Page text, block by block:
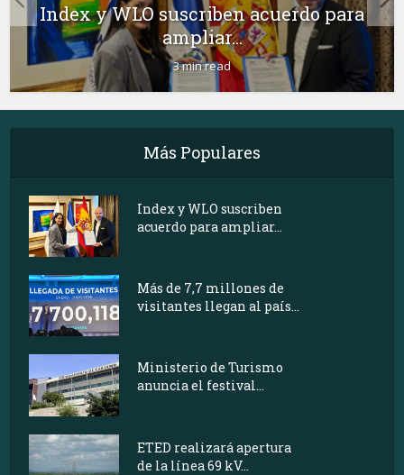
Index y WLO suscriben acuerdo para
ampliar...
3 min read
Más Populares
Index y WLO suscriben
acuerdo para ampliar...
Más de 7,7 millones de
visitantes llegan al país...
Ministerio de Turismo
anuncia el festival...
ETED realizará apertura
de la línea 69 kV...